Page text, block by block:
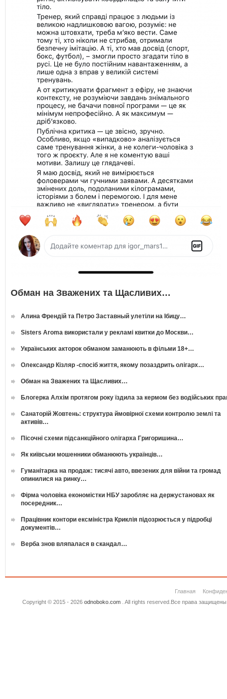
Обман на Зважених та Щасливих…
Алина Френдій та Петро Заставный улетіли на Ібицу…
Sisters Aroma використали у рекламі квитки до Москви…
Українських акторок обманом заманюють в фільми 18+…
Олександр Кізляр -спосіб життя, якому позаздрить олігарх…
Обман на Зважених та Щасливих…
Блогерка Алхім протягом року їздила за кермом без водійських
Санаторій Жовтень: структура ймовірної схеми контролю землі та
активів…
Пісочні схеми підсанкційного олігарха Григоришина…
Як київськи мошенники обманюють українців…
Гуманітарка на продаж: тисячі авто, ввезених для війни та громад
опинилися на ринку…
Фірма чоловіка економістки НБУ заробляє на держустановах як
посередник…
Працівник контори ексміністра Криклія підозрюється у підробці
документів…
Верба знов вляпалася в скандал…
Главная
Copyright © 2015 - 2026 odnoboko.com. All rights reserved.Все права защищены.